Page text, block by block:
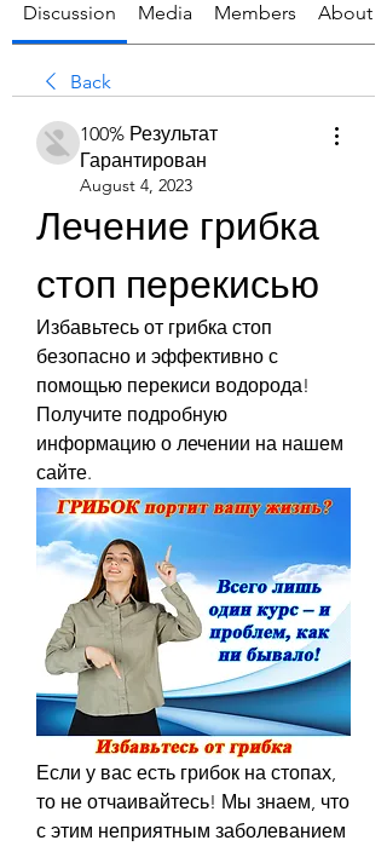
Discussion Media Members About
Back
100% Результат
Гарантирован
August 4, 2023
Лечение грибка
стоп перекисью
Избавьтесь от грибка стоп
безопасно и эффективно с
помощью перекиси водорода!
Получите подробную
информацию о лечении на нашем
сайте.
Если у вас есть грибок на стопах,
то не отчаивайтесь! Мы знаем, что
с этим неприятным заболеванием